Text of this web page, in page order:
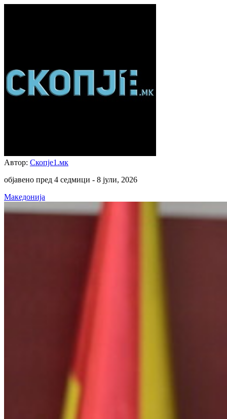
Автор: Скопје1.мк
објавено пред 4 седмици - 8 јули, 2026
Македонија